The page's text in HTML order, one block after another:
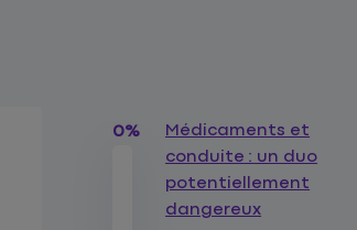
0%
Médicaments et
conduite : un duo
potentiellement
dangereux